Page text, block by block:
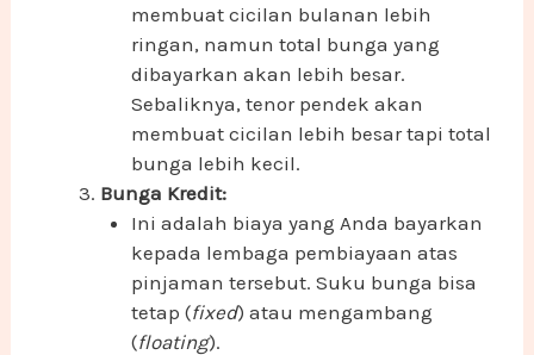
membuat cicilan bulanan lebih
ringan, namun total bunga yang
dibayarkan akan lebih besar.
Sebaliknya, tenor pendek akan
membuat cicilan lebih besar tapi total
bunga lebih kecil.
Bunga Kredit:
Ini adalah biaya yang Anda bayarkan
kepada lembaga pembiayaan atas
pinjaman tersebut. Suku bunga bisa
tetap (fixed) atau mengambang
(floating).